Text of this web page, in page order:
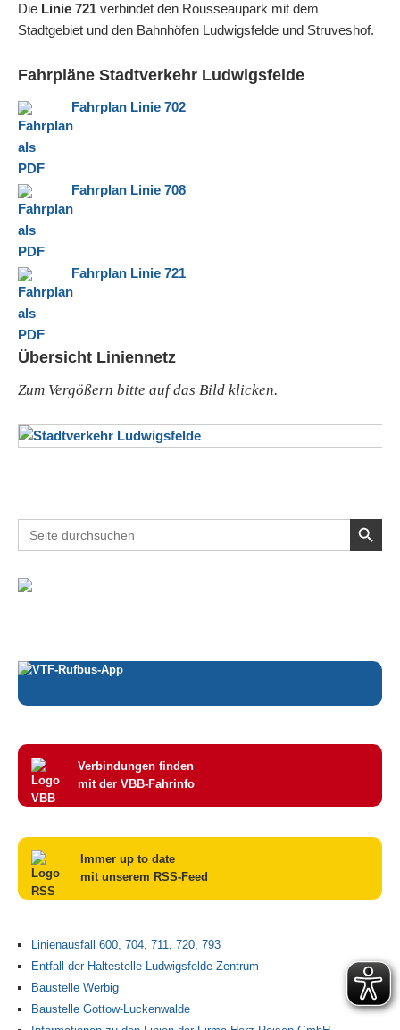
Die Linie 721 verbindet den Rousseaupark mit dem
Stadtgebiet und den Bahnhöfen Ludwigsfelde und Struveshof.
Fahrpläne Stadtverkehr Ludwigsfelde
Fahrplan Linie 702
Fahrplan Linie 708
Fahrplan Linie 721
Übersicht Liniennetz
Zum Vergößern bitte auf das Bild klicken.
Search
for:
Search Button
Verbindungen finden
mit der VBB-Fahrinfo
Immer up to date
mit unserem RSS-Feed
Linienausfall 600, 704, 711, 720, 793
Entfall der Haltestelle Ludwigsfelde Zentrum
Baustelle Werbig
Baustelle Gottow-Luckenwalde